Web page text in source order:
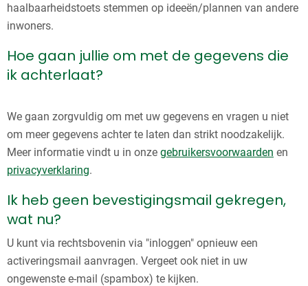
haalbaarheidstoets stemmen op ideeën/plannen van andere
inwoners.
Hoe gaan jullie om met de gegevens die
ik achterlaat?
We gaan zorgvuldig om met uw gegevens en vragen u niet
om meer gegevens achter te laten dan strikt noodzakelijk.
Meer informatie vindt u in onze gebruikersvoorwaarden en
privacyverklaring.
Ik heb geen bevestigingsmail gekregen,
wat nu?
U kunt via rechtsbovenin via "inloggen" opnieuw een
activeringsmail aanvragen. Vergeet ook niet in uw
ongewenste e-mail (spambox) te kijken.